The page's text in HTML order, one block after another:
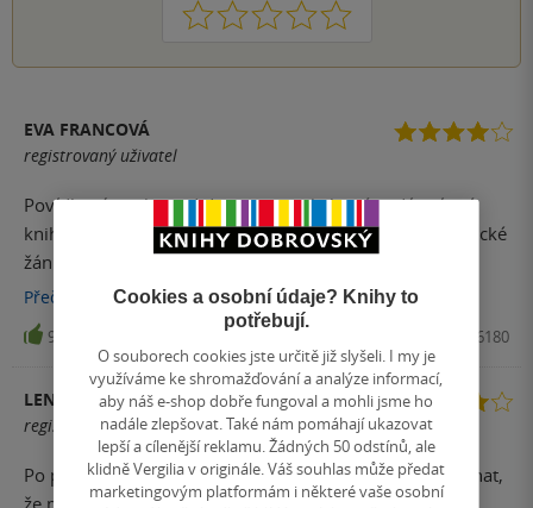
1 2 3 4 5
EVA FRANCOVÁ
registrovaný uživatel
Povídkový soubor od deseti autorek, které vydávají své
knihy i u nakladatelství Motto. Můžete se těšit na netypické
žánry od spisovatelek: Michaela Klevisová, Scarlett
Wilková, Barbora Šťastná, Jana Poncarová, Lucie Šilhová,
Jana Jašová, Miriam Blahová, Zdenka Hamerová, Klára
Mandausová a Petra Klabouchová. Povídkové knihy nečtu
moc často, ale když po nějaké sáhnu, většinou mi přijdou k
chuti. Jsou pro mě odpočinkové a pomůžou třeba i při čtecí
krizi. Navíc, když je každá povídka od jiné autorky, mohu
se tak seznámit s jejich tvorbou a třeba mě navnadí natolik,
abych si od nich přečetla i něco víc. Moc se mi proto líbilo,
Přečíst
9 Kniha, MOTTO, 2024, 9788026726180
LENKA KALLYOVA
registrovaný uživatel
Po přečtení 10 autorek české literatury jsem musela uznat,
Cookies a osobní údaje? Knihy to
potřebují.
O souborech cookies jste určitě již slyšeli. I my je
využíváme ke shromažďování a analýze informací,
aby náš e-shop dobře fungoval a mohli jsme ho
nadále zlepšovat. Také nám pomáhají ukazovat
lepší a cílenější reklamu. Žádných 50 odstínů, ale
klidně Vergilia v originále. Váš souhlas může předat
marketingovým platformám i některé vaše osobní